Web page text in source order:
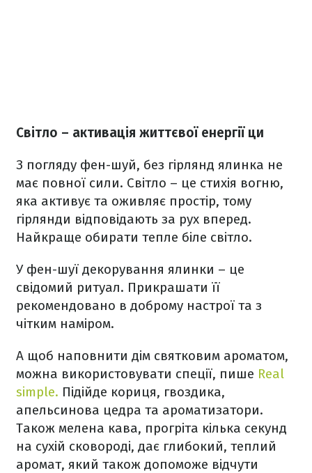
Світло – активація життєвої енергії ци
З погляду фен-шуй, без гірлянд ялинка не
має повної сили. Світло – це стихія вогню,
яка активує та оживляє простір, тому
гірлянди відповідають за рух вперед.
Найкраще обирати тепле біле світло.
У фен-шуї декорування ялинки – це
свідомий ритуал. Прикрашати її
рекомендовано в доброму настрої та з
чітким наміром.
А щоб наповнити дім святковим ароматом,
можна використовувати спеції, пише Real
simple. Підійде кориця, гвоздика,
апельсинова цедра та ароматизатори.
Також мелена кава, прогріта кілька секунд
на сухій сковороді, дає глибокий, теплий
аромат, який також допоможе відчути